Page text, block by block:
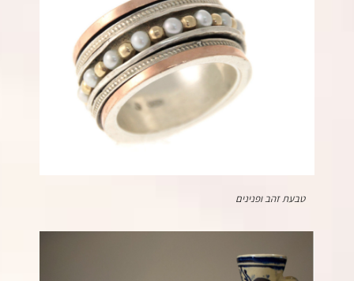
טבעת זהב ופנינים